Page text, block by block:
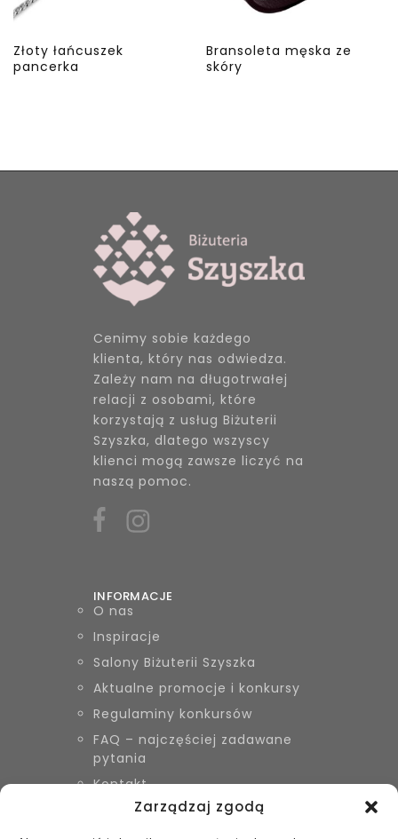
Zarządzaj zgodą
Złoty łańcuszek
pancerka
Bransoleta męska ze
skóry
Cenimy sobie każdego
klienta, który nas odwiedza.
Zależy nam na długotrwałej
relacji z osobami, które
korzystają z usług Biżuterii
Szyszka, dlatego wszyscy
klienci mogą zawsze liczyć na
naszą pomoc.
INFORMACJE
O nas
Inspiracje
Salony Biżuterii Szyszka
Aktualne promocje i konkursy
Regulaminy konkursów
FAQ – najczęściej zadawane
pytania
Kontakt